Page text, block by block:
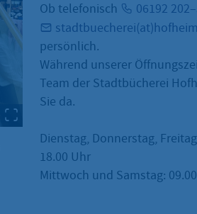
Ob telefonisch
06192
persönlich.
Während unserer
Team der Stadtbücherei
Sie da.
Dienstag, Donnerstag,
18.00 Uhr
Mittwoch und Samstag: